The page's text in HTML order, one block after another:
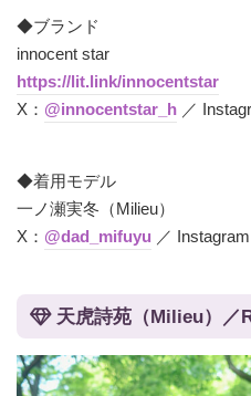
◆ブランド
innocent star
https://lit.link/innocentstar
X： @innocentstar_h ／
◆着用モデル
一ノ瀬実冬（Milieu）
X： @dad_mifuyu ／ Instagram
天虎詩苑（Milieu）／